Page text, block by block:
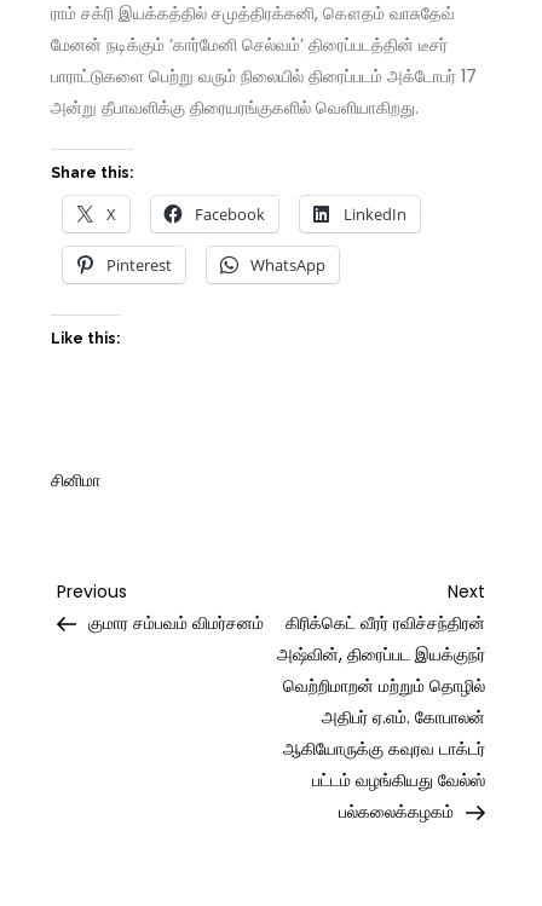
ராம் சக்ரி இயக்கத்தில் சமுத்திரக்கனி, கௌதம் வாசுதேவ்
மேனன் நடிக்கும் ‘கார்மேனி செல்வம்’ திரைப்படத்தின் டீசர்
பாராட்டுகளை பெற்று வரும் நிலையில் திரைப்படம் அக்டோபர் 17
அன்று தீபாவளிக்கு திரையரங்குகளில் வெளியாகிறது.
Share this:
X Facebook LinkedIn
Pinterest WhatsApp
Like this:
சினிமா
Post
Previous
Post
Previous
குமார சம்பவம் விமர்சனம்
Next
Post
Next
கிரிக்கெட் வீரர் ரவிச்சந்திரன்
அஷ்வின், திரைப்பட இயக்குநர்
வெற்றிமாறன் மற்றும் தொழில்
அதிபர் ஏ.எம். கோபாலன்
ஆகியோருக்கு கவுரவ டாக்டர்
பட்டம் வழங்கியது வேல்ஸ்
பல்கலைக்கழகம்